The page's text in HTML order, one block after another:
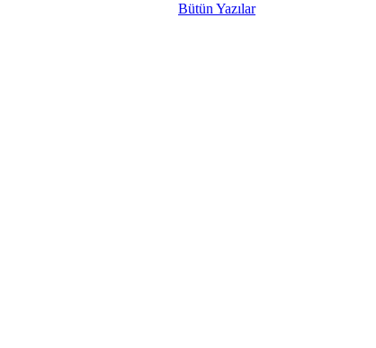
Bütün Yazılar